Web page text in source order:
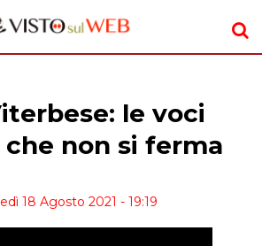
le voci
non si ferma
18 Agosto 2021 - 19:19